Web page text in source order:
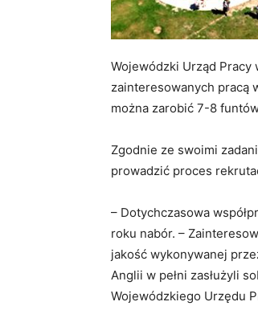
Wojewódzki Urząd
zainteresowanych pracą
można zarobić 7-8
Zgodnie ze swoimi
prowadzić proces
– Dotychczasowa
roku nabór. –
jakość wykonywanej
Anglii w pełni zasłużyli
Wojewódzkiego Urzędu